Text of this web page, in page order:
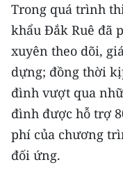
Media Giáo dục
Media Y tế
Media Khoa học -
Media Môi trường
Ảnh
Trong quá trình
khẩu Đắk Ruê đã
xuyên theo dõi,
dựng; đồng thời
đình vượt qua
đình được hỗ trợ
phí của chương
đối ứng.